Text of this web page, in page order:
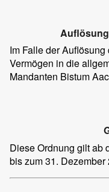
Im Falle der
Vermögen in die
Mandanten Bistum
Diese Ordnung gilt ab
bis zum 31. Dezember